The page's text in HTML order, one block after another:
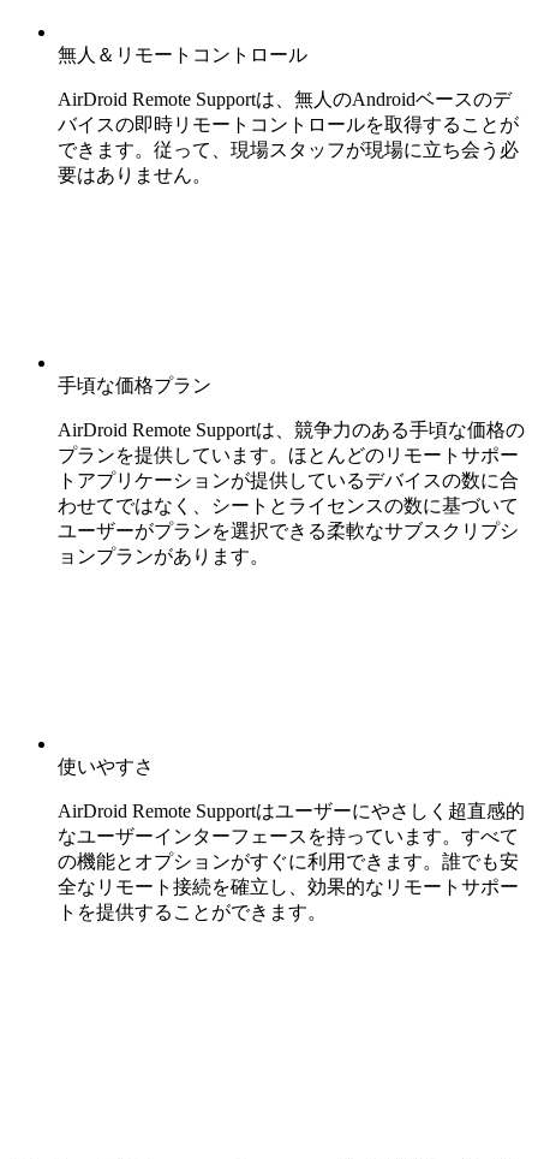
無人＆リモートコントロール
AirDroid Remote Supportは、無人のAndroidベースのデ
バイスの即時リモートコントロールを取得することが
できます。従って、現場スタッフが現場に立ち会う必
要はありません。
手頃な価格プラン
AirDroid Remote Supportは、競争力のある手頃な価格の
プランを提供しています。ほとんどのリモートサポー
トアプリケーションが提供しているデバイスの数に合
わせてではなく、シートとライセンスの数に基づいて
ユーザーがプランを選択できる柔軟なサブスクリプシ
ョンプランがあります。
使いやすさ
AirDroid Remote Supportはユーザーにやさしく超直感的
なユーザーインターフェースを持っています。すべて
の機能とオプションがすぐに利用できます。誰でも安
全なリモート接続を確立し、効果的なリモートサポー
トを提供することができます。